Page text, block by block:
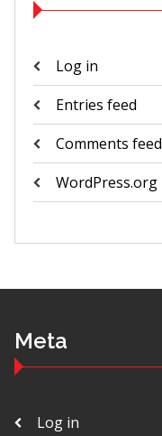
Log in
Entries feed
Comments feed
WordPress.org
Meta
Log in